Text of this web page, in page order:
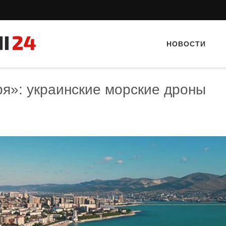
НОВОСТИ
украинские морские дроны
Тайный гость: ресторан «Пиросмани» Тайный гость: кафе